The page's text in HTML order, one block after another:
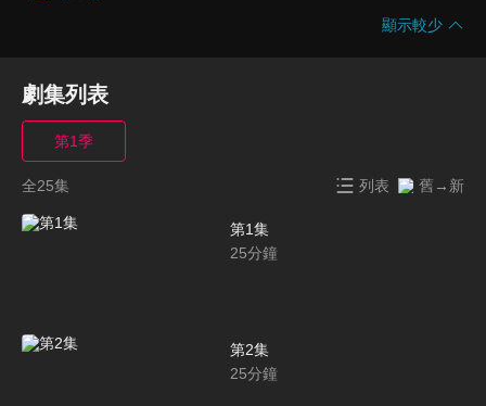
顯示較少
劇集列表
第1季
全25集 列表 舊→新
第1集
25分鐘
第2集
25分鐘